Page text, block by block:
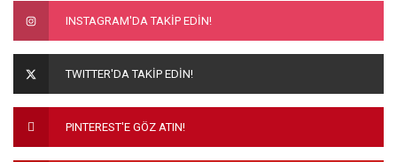
Yorum Yaz
Ürün açıklamasında eksik bilgiler bulunuyor.
Ürün fiyatı diğer sitelerden daha pahalı.
Bu ürüne benzer farklı alternatifler olmalı.
INSTAGRAM'DA TAKİP EDİN!
TWITTER'DA TAKİP EDİN!
PINTEREST'E GÖZ ATIN!